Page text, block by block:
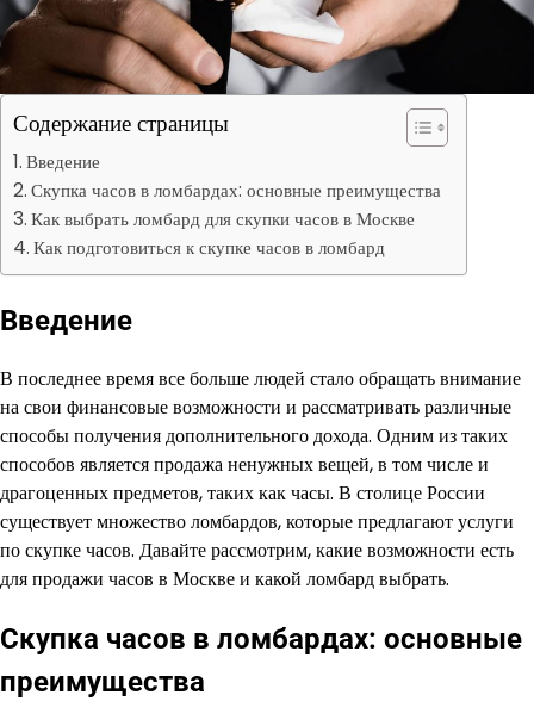
Содержание страницы
Введение
Скупка часов в ломбардах: основные преимущества
Как выбрать ломбард для скупки часов в Москве
Как подготовиться к скупке часов в ломбард
Введение
В последнее время все больше людей стало обращать внимание
на свои финансовые возможности и рассматривать различные
способы получения дополнительного дохода. Одним из таких
способов является продажа ненужных вещей, в том числе и
драгоценных предметов, таких как часы. В столице России
существует множество ломбардов, которые предлагают услуги
по скупке часов. Давайте рассмотрим, какие возможности есть
для продажи часов в Москве и какой ломбард выбрать.
Скупка часов в ломбардах: основные
преимущества